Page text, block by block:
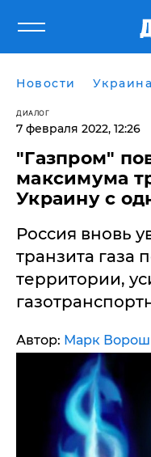
Новости Украина
ДИАЛОГ
7 февраля 2022, 12:26
"Газпром"
максимума
Украину с
Россия вновь
транзита газа
территории,
Автор: Марк